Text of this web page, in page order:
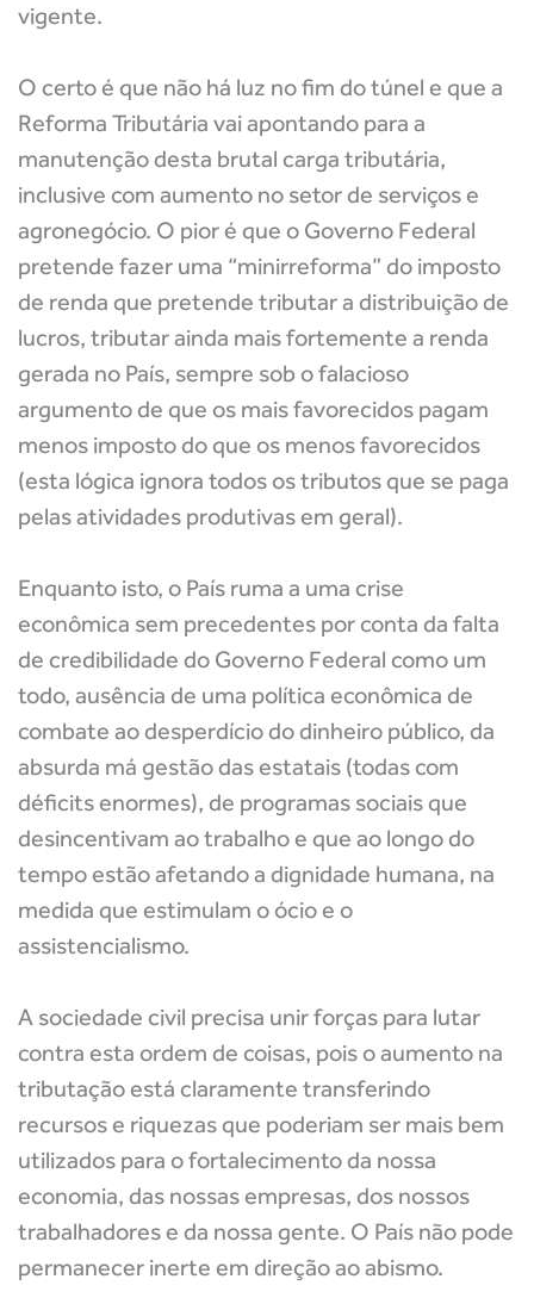
vigente.
O certo é que não há luz no fim do túnel e que a
Reforma Tributária vai apontando para a
manutenção desta brutal carga tributária,
inclusive com aumento no setor de serviços e
agronegócio. O pior é que o Governo Federal
pretende fazer uma “minirreforma” do imposto
de renda que pretende tributar a distribuição de
lucros, tributar ainda mais fortemente a renda
gerada no País, sempre sob o falacioso
argumento de que os mais favorecidos pagam
menos imposto do que os menos favorecidos
(esta lógica ignora todos os tributos que se paga
pelas atividades produtivas em geral).
Enquanto isto, o País ruma a uma crise
econômica sem precedentes por conta da falta
de credibilidade do Governo Federal como um
todo, ausência de uma política econômica de
combate ao desperdício do dinheiro público, da
absurda má gestão das estatais (todas com
déficits enormes), de programas sociais que
desincentivam ao trabalho e que ao longo do
tempo estão afetando a dignidade humana, na
medida que estimulam o ócio e o
assistencialismo.
A sociedade civil precisa unir forças para lutar
contra esta ordem de coisas, pois o aumento na
tributação está claramente transferindo
recursos e riquezas que poderiam ser mais bem
utilizados para o fortalecimento da nossa
economia, das nossas empresas, dos nossos
trabalhadores e da nossa gente. O País não pode
permanecer inerte em direção ao abismo.